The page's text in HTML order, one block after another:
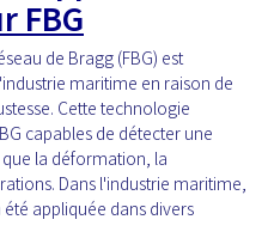
FBG
de Bragg (FBG) est
maritime en raison de
Cette technologie
capables de détecter une
la déformation, la
Dans l'industrie maritime,
appliquée dans divers